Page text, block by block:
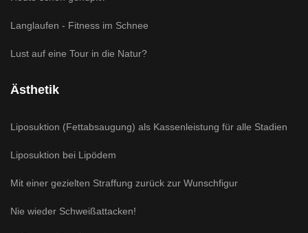
Langlaufen - Fitness im Schnee
Lust auf eine Tour in die Natur?
Ästhetik
Liposuktion (Fettabsaugung) als Kassenleistung für alle Stadien
Liposuktion bei Lipödem
Mit einer gezielten Straffung zurück zur Wunschfigur
Nie wieder Schweißattacken!